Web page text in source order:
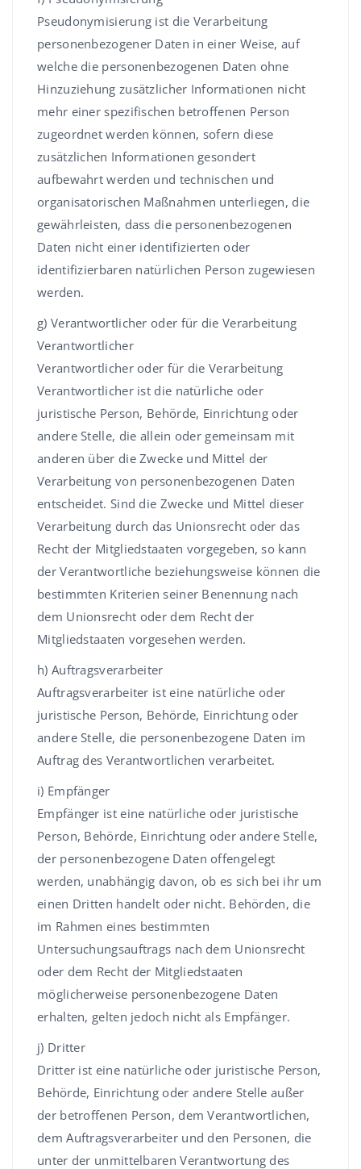
Pseudonymisierung ist die Verarbeitung
personenbezogener Daten in einer Weise, auf
welche die personenbezogenen Daten ohne
Hinzuziehung zusätzlicher Informationen nicht
mehr einer spezifischen betroffenen Person
zugeordnet werden können, sofern diese
zusätzlichen Informationen gesondert
aufbewahrt werden und technischen und
organisatorischen Maßnahmen unterliegen, die
gewährleisten, dass die personenbezogenen
Daten nicht einer identifizierten oder
identifizierbaren natürlichen Person zugewiesen
werden.
g) Verantwortlicher oder für die Verarbeitung
Verantwortlicher
Verantwortlicher oder für die Verarbeitung
Verantwortlicher ist die natürliche oder
juristische Person, Behörde, Einrichtung oder
andere Stelle, die allein oder gemeinsam mit
anderen über die Zwecke und Mittel der
Verarbeitung von personenbezogenen Daten
entscheidet. Sind die Zwecke und Mittel dieser
Verarbeitung durch das Unionsrecht oder das
Recht der Mitgliedstaaten vorgegeben, so kann
der Verantwortliche beziehungsweise können die
bestimmten Kriterien seiner Benennung nach
dem Unionsrecht oder dem Recht der
Mitgliedstaaten vorgesehen werden.
h) Auftragsverarbeiter
Auftragsverarbeiter ist eine natürliche oder
juristische Person, Behörde, Einrichtung oder
andere Stelle, die personenbezogene Daten im
Auftrag des Verantwortlichen verarbeitet.
i) Empfänger
Empfänger ist eine natürliche oder juristische
Person, Behörde, Einrichtung oder andere Stelle,
der personenbezogene Daten offengelegt
werden, unabhängig davon, ob es sich bei ihr um
einen Dritten handelt oder nicht. Behörden, die
im Rahmen eines bestimmten
Untersuchungsauftrags nach dem Unionsrecht
oder dem Recht der Mitgliedstaaten
möglicherweise personenbezogene Daten
erhalten, gelten jedoch nicht als Empfänger.
j) Dritter
Dritter ist eine natürliche oder juristische Person,
Behörde, Einrichtung oder andere Stelle außer
der betroffenen Person, dem Verantwortlichen,
dem Auftragsverarbeiter und den Personen, die
unter der unmittelbaren Verantwortung des